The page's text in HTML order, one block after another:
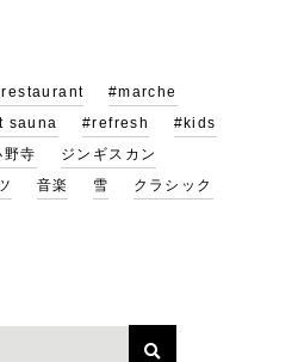
#marche
sauna #refresh
#kids
野寺
ジンギスカン
音楽 雪 クラシック